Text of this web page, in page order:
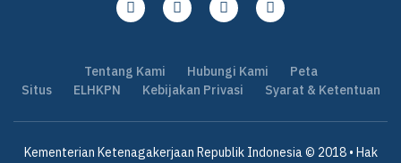
Tentang Kami Hubungi Kami
Peta
Situs
ELHKPN Kebijakan Privasi Syarat & Ketentuan
Kementerian Ketenagakerjaan Republik Indonesia © 2018 • Hak